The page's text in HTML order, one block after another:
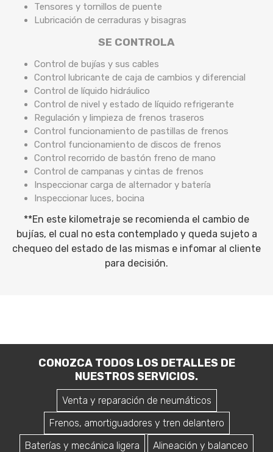
Tensores y tornillos de puente
Lubricación de cerraduras y bisagras
SE CONTROLA
Control de bujías y sus cables
Control lubricante de caja de cambios y diferencial
Control de líquido hidráulico
Control de nivel y estado de líquido refrigerante
Regulación y limpieza de frenos traseros
Control funcionamiento de pastillas de frenos
Control funcionamiento de discos de frenos
Control recorrido de bastón freno de mano
Control de campanas y cintas de frenos
Inspeccionar carga de alternador y batería
Inspeccionar luces, bocina
**En este kilometraje se recomienda el cambio de
bujías, el cual no esta contemplado y queda sujeto a
chequeo del estado de las mismas e infomar al cliente
para decisión.
CONOZCA TODOS LOS DETALLES DE
NUESTROS SERVICIOS.
Venta y reparación de neumáticos
Frenos, amortiguadores y tren delantero
Baterías y mecánica ligera
Alineación y balanceo